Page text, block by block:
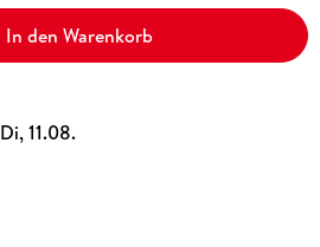
In den Warenkorb
11.08.